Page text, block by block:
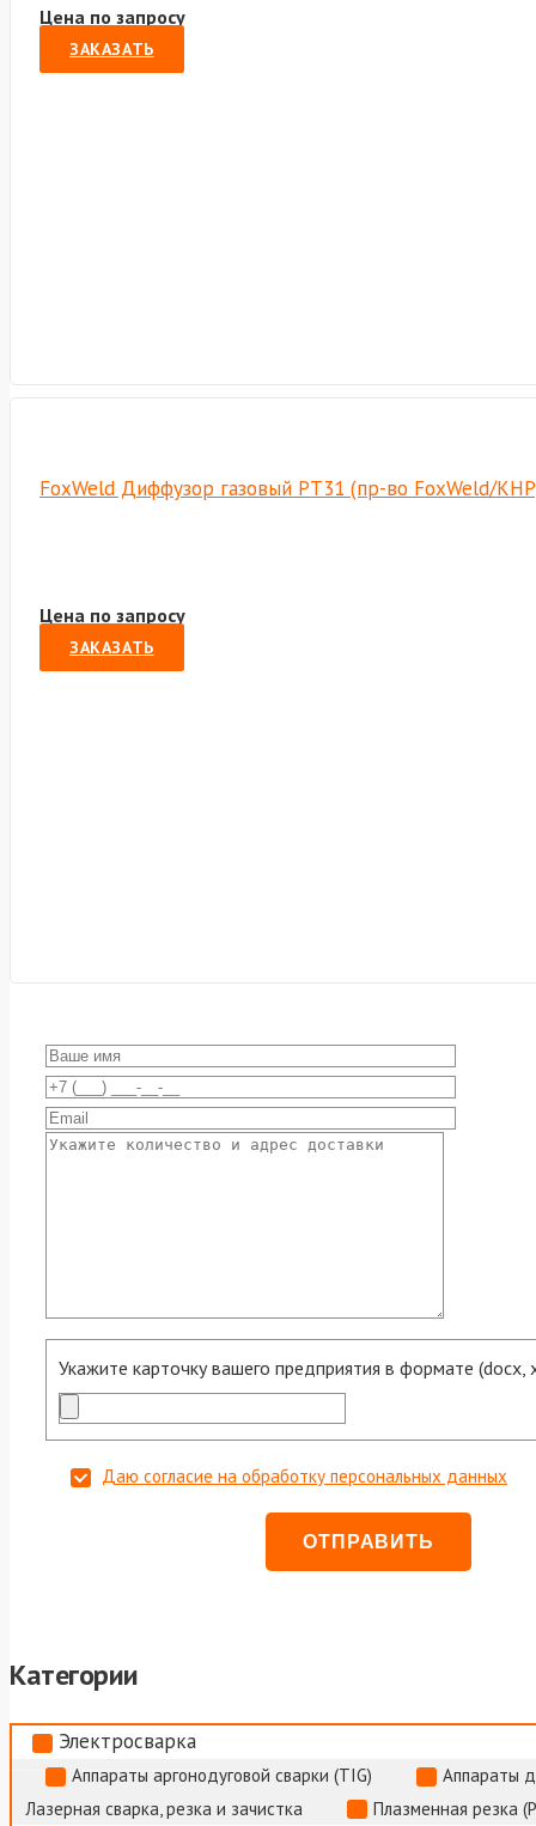
Цена по запросу
ЗАКАЗАТЬ
FoxWeld Диффузор газовый PT31 (пр-во FoxWeld/
Цена по запросу
ЗАКАЗАТЬ
Укажите карточку вашего предприятия в формате (docx,
Даю согласие на обработку персональных данных
Категории
Электросварка
Аппараты аргонодуговой сварки (TIG)
Аппараты
Лазерная сварка, резка и зачистка
Плазменная резка